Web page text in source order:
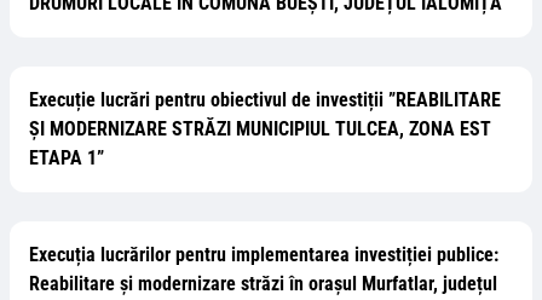
Execuție lucrări pentru obiectivul de investiții ”REABILITARE
ȘI MODERNIZARE STRĂZI MUNICIPIUL TULCEA, ZONA EST
ETAPA 1”
Execuția lucrărilor pentru implementarea investiției publice:
Reabilitare și modernizare străzi în orașul Murfatlar, județul